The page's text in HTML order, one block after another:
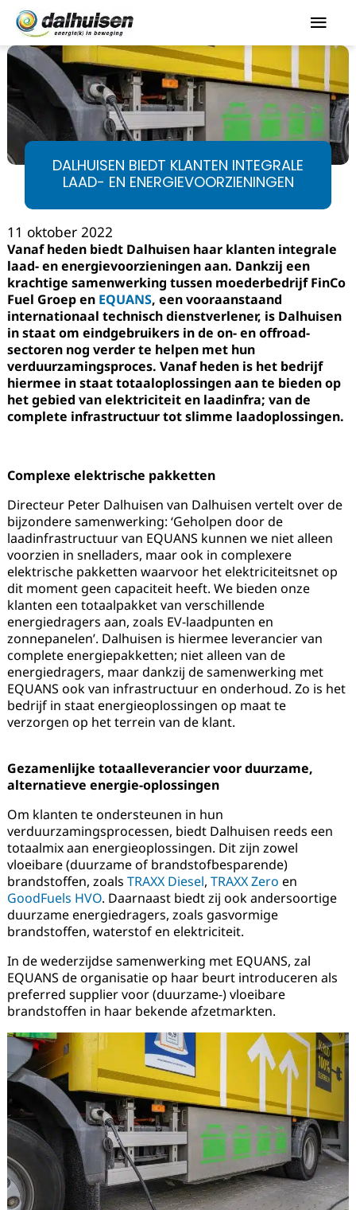
DALHUISEN BIEDT KLANTEN INTEGRALE
LAAD- EN ENERGIEVOORZIENINGEN
11 oktober 2022
Vanaf heden biedt Dalhuisen haar klanten integrale
laad- en energievoorzieningen aan. Dankzij een
krachtige samenwerking tussen moederbedrijf FinCo
Fuel Groep en EQUANS, een vooraanstaand
internationaal technisch dienstverlener, is Dalhuisen
in staat om eindgebruikers in de on- en offroad-
sectoren nog verder te helpen met hun
verduurzamingsproces. Vanaf heden is het bedrijf
hiermee in staat totaaloplossingen aan te bieden op
het gebied van elektriciteit en laadinfra; van de
complete infrastructuur tot slimme laadoplossingen.
Complexe elektrische pakketten
Directeur Peter Dalhuisen van Dalhuisen vertelt over de
bijzondere samenwerking: ‘Geholpen door de
laadinfrastructuur van EQUANS kunnen we niet alleen
voorzien in snelladers, maar ook in complexere
elektrische pakketten waarvoor het elektriciteitsnet op
dit moment geen capaciteit heeft. We bieden onze
klanten een totaalpakket van verschillende
energiedragers aan, zoals EV-laadpunten en
zonnepanelen’. Dalhuisen is hiermee leverancier van
complete energiepakketten; niet alleen van de
energiedragers, maar dankzij de samenwerking met
EQUANS ook van infrastructuur en onderhoud. Zo is het
bedrijf in staat energieoplossingen op maat te
verzorgen op het terrein van de klant.
Gezamenlijke totaalleverancier voor duurzame,
alternatieve energie-oplossingen
Om klanten te ondersteunen in hun
verduurzamingsprocessen, biedt Dalhuisen reeds een
totaalmix aan energieoplossingen. Dit zijn zowel
vloeibare (duurzame of brandstofbesparende)
brandstoffen, zoalsTRAXX Diesel,TRAXX Zero en
GoodFuels HVO. Daarnaast biedt zij ook andersoortige
duurzame energiedragers, zoals gasvormige
brandstoffen, waterstof en elektriciteit.
In de wederzijdse samenwerking met EQUANS, zal
EQUANS de organisatie op haar beurt introduceren als
preferred supplier voor (duurzame-) vloeibare
brandstoffen in haar bekende afzetmarkten.